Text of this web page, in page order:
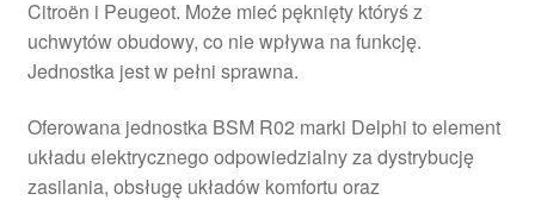
Citroën i Peugeot. Może mieć pęknięty któryś z
uchwytów obudowy, co nie wpływa na funkcję.
Jednostka jest w pełni sprawna.
Oferowana jednostka BSM R02 marki Delphi to element
układu elektrycznego odpowiedzialny za dystrybucję
zasilania, obsługę układów komfortu oraz